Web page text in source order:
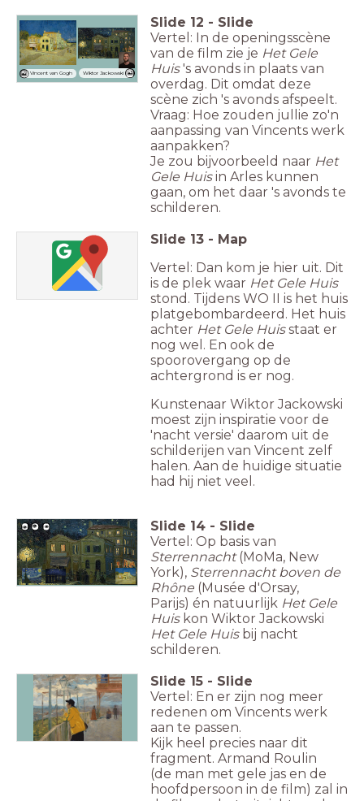
Dit wordt getoondin de gedeelde les
dieleerlingen zelfstandigkunnen doen.
Wiktor Jackowski
Vincent van Gogh
Slide 12 - Slide
Vertel: In de openingsscène
van de film zie je Het Gele
Huis's avonds in plaats van
overdag. Dit omdat deze
scène zich 's avonds afspeelt.
Vraag: Hoe zouden jullie zo'n
aanpassing van Vincents werk
aanpakken?
Je zou bijvoorbeeld naar Het
Gele Huisin Arles kunnen
gaan, om het daar 's avonds te
schilderen.
Slide 13 - Map
Vertel: Dan kom je hier uit. Dit
is de plek waar Het Gele Huis
stond. Tijdens WO II is het huis
platgebombardeerd. Het huis
achter Het Gele Huisstaat er
nog wel. En ook de
spoorovergang op de
achtergrond is er nog.
Kunstenaar Wiktor Jackowski
moest zijn inspiratie voor de
'nacht versie' daarom uit de
schilderijen van Vincent zelf
halen. Aan de huidige situatie
had hij niet veel.
Slide 14 - Slide
Vertel: Op basis van
Sterrennacht(MoMa, New
York), Sterrennacht boven de
Rhône (Musée d'Orsay,
Parijs) én natuurlijk Het Gele
Huiskon Wiktor Jackowski
Het Gele Huisbij nacht
schilderen.
Slide 15 - Slide
Vertel: En er zijn nog meer
redenen om Vincents werk
aan te passen.
Kijk heel precies naar dit
fragment. Armand Roulin
(de man met gele jas en de
hoofdpersoon in de film) zal in